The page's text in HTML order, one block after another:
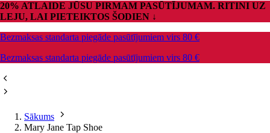
20% ATLAIDE JŪSU PIRMAM PASŪTĪJUMAM. RITINI UZ
LEJU, LAI PIETEIKTOS ŠODIEN ↓
Bezmaksas standarta piegāde pasūtījumiem virs 80 €
Bezmaksas standarta piegāde pasūtījumiem virs 80 €
Sākums
Mary Jane Tap Shoe